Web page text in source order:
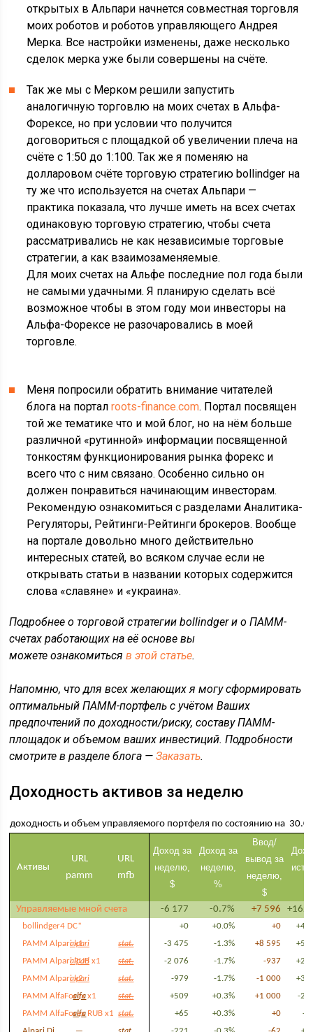
открытых в Альпари начнется совместная торговля
моих роботов и роботов управляющего Андрея
Мерка. Все настройки изменены, даже несколько
сделок мерка уже были совершены на счёте.
Так же мы с Мерком решили запустить
аналогичную торговлю на моих счетах в Альфа-
Форексе, но при условии что получится
договориться с площадкой об увеличении плеча на
счёте с 1:50 до 1:100. Так же я поменяю на
долларовом счёте торговую стратегию bollindger на
ту же что используется на счетах Альпари —
практика показала, что лучше иметь на всех счетах
одинаковую торговую стратегию, чтобы счета
рассматривались не как независимые торговые
стратегии, а как взаимозаменяемые.
Для моих счетах на Альфе последние пол года были
не самыми удачными. Я планирую сделать всё
возможное чтобы в этом году мои инвесторы на
Альфа-Форексе не разочаровались в моей
торговле.
Меня попросили обратить внимание читателей
блога на порталroots-finance.com. Портал посвящен
той же тематике что и мой блог, но на нём больше
различной «рутинной» информации посвященной
тонкостям функционирования рынка форекс и
всего что с ним связано. Особенно сильно он
должен понравиться начинающим инвесторам.
Рекомендую ознакомиться с разделами Аналитика-
Регуляторы, Рейтинги-Рейтинги брокеров. Вообще
на портале довольно много действительно
интересных статей, во всяком случае если не
открывать статьи в названии которых содержится
слова «славяне» и «украина».
Подробнее о торговой стратегии bollindger и о ПАММ-
счетах работающих на её основе вы
можете ознакомитьсяв этой статье.
Напомню, что для всех желающих я могу сформировать
оптимальный ПАММ-портфель с учётом Ваших
предпочтений по доходности/риску, составу ПАММ-
площадок и объемом ваших инвестиций. Подробности
смотрите в разделе блога —Заказать.
Доходность активов за неделю
доходность и объем управляемого портфеля по состоянию на
Активы
URL
pamm
URL
mfb
Доход за
неделю,
$
Доход за
неделю,
%
Ввод/
вывод за
неделю,
$
Управляемые мной счета -6 177 -0.7% +7 596 +162
bollindger4 DC* +0 +0.0% +0
+44
PAMM Alpari x1
alpari stat. -3 475 -1.3% +8 595
+52
PAMM Alpari RUB x1
alpari stat. -2 076 -1.7% -937
+22
PAMM Alpari x2
alpari stat. -979 -1.7% -1 000
+34
PAMM AlfaForex x1
alfa stat. +509 +0.3% +1 000
-27
PAMM AlfaForex RUB x1
alfa stat. +65 +0.3% +0
-1